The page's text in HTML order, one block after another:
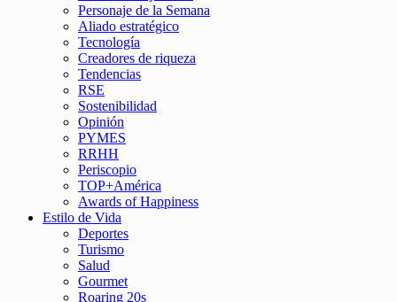
Personaje de la Semana
Aliado estratégico
Tecnología
Creadores de riqueza
Tendencias
RSE
Sostenibilidad
Opinión
PYMES
RRHH
Periscopio
TOP+América
Awards of Happiness
Estilo de Vida
Deportes
Turismo
Salud
Gourmet
Roaring 20s